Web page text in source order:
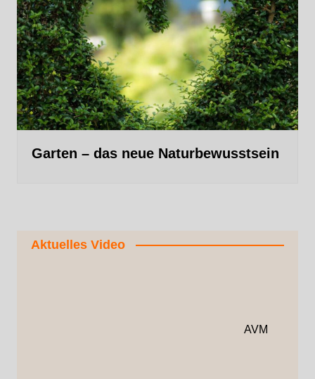
Garten – das neue Naturbewusstsein
Aktuelles Video
AVM